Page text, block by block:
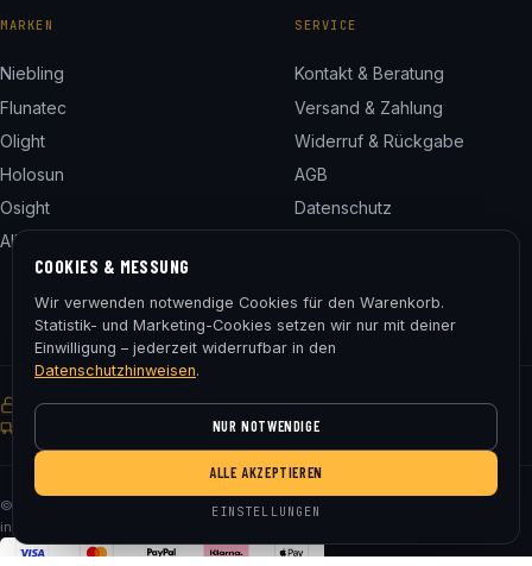
MARKEN
Niebling
Flunatec
Olight
Holosun
Osight
Alle 24 Marken
SERVICE
Kontakt & Beratung
Versand & Zahlung
Widerruf & Rückgabe
AGB
Datenschutz
SSL-verschlüsselt Käuferschutz
30 Tage Rückgaberecht
© 2026 Fluna Tec & Research GmbH · FN 330182m, LG Salzburg · Alle Preise
inkl. MwSt. zzgl. Versand
COOKIES & MESSUNG
Wir verwenden notwendige Cookies für den Warenkorb.
Statistik- und Marketing-Cookies setzen wir nur mit deiner
Einwilligung – jederzeit widerrufbar in den
Datenschutzhinweisen.
ALLE AKZEPTIEREN
NUR NOTWENDIGE
EINSTELLUNGEN